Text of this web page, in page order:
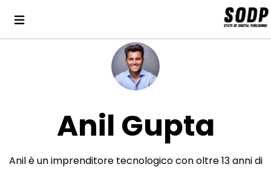
Anil Gupta
Anil è un imprenditore tecnologico con oltre 13 anni di